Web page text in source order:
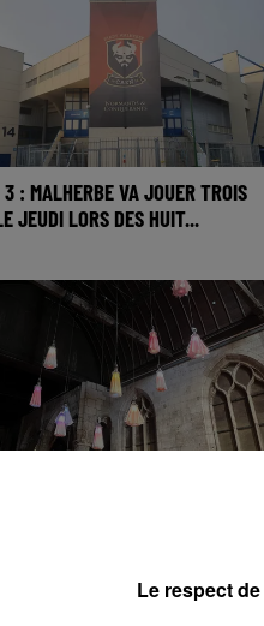
3 : MALHERBE VA JOUER TROIS
JEUDI LORS DES HUIT...
Le respect